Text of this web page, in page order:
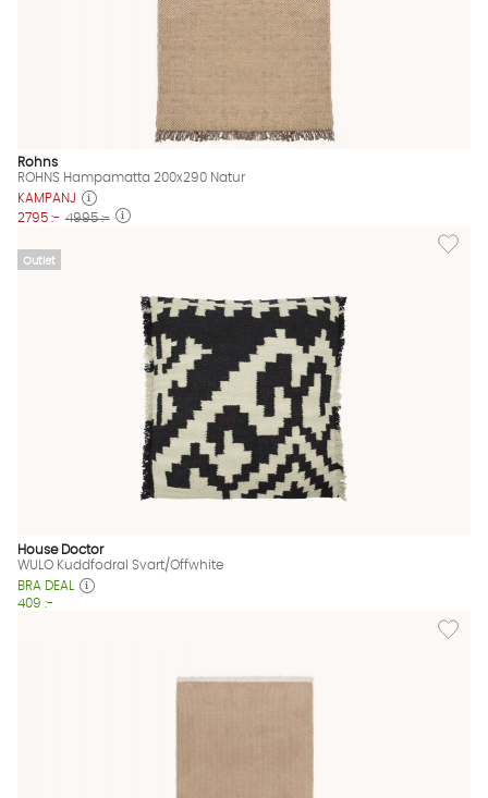
Rohns
ROHNS Hampamatta 200x290 Natur
KAMPANJ
2795 :- 4995 :-
Outlet
Lägg
House Doctor
WULO Kuddfodral Svart/Offwhite
BRA DEAL
409 :-
Lägg